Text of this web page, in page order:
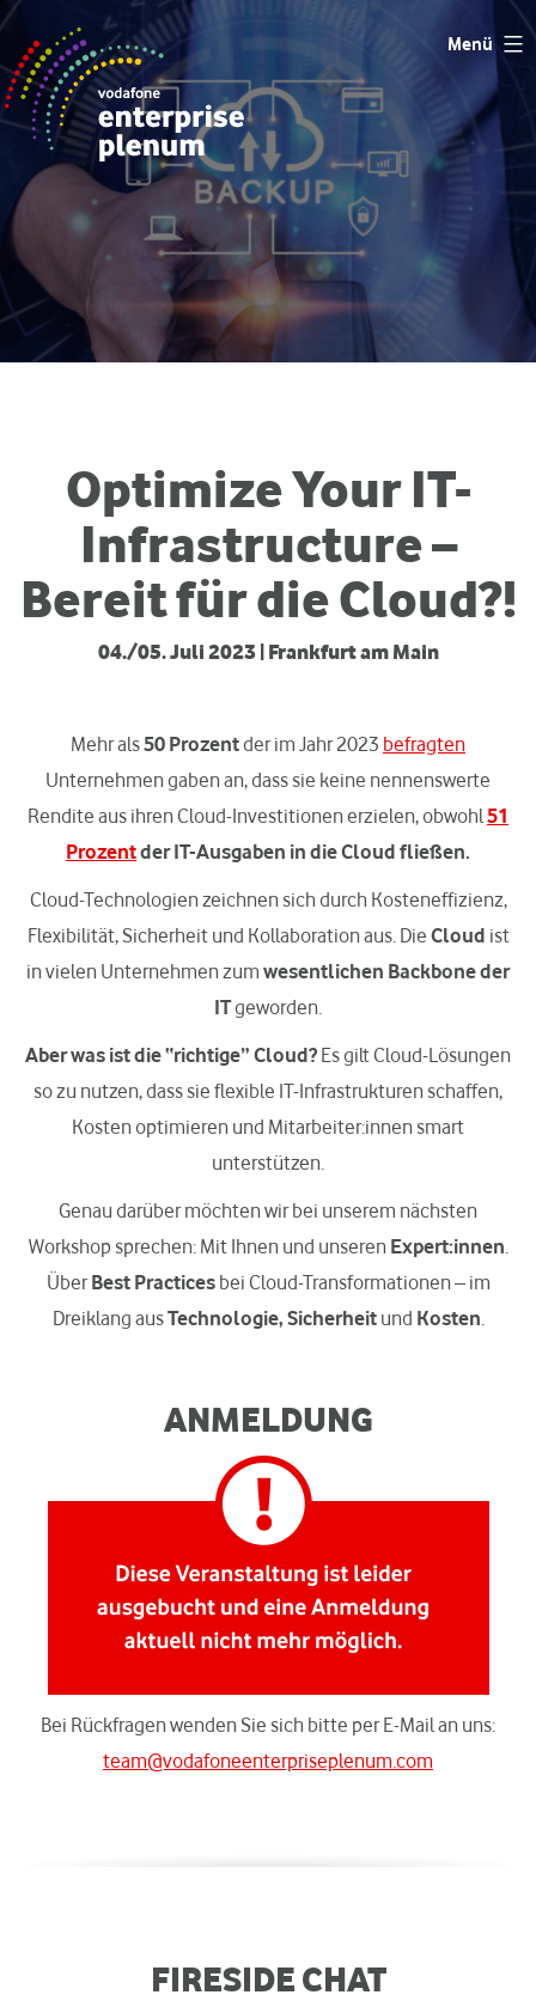
Zum
Inhalt
springen
Menü
Optimize Your IT-
Infrastructure –
Bereit für die Cloud?!
04./05. Juli 2023 | Frankfurt am Main
Mehr als50 Prozentder im Jahr 2023 befragten
Unternehmen gaben an, dass sie keine nennenswerte
Rendite aus ihren Cloud-Investitionen erzielen, obwohl51
Prozentder IT-Ausgaben in die Cloud fließen.
Cloud-Technologien zeichnen sich durch Kosteneffizienz,
Flexibilität, Sicherheit und Kollaboration aus. Die Cloud ist
in vielen Unternehmen zum wesentlichen Backbone der
ITgeworden.
Aber was ist die “richtige” Cloud? Es gilt Cloud-Lösungen
so zu nutzen, dass sie flexible IT-Infrastrukturen schaffen,
Kosten optimieren und Mitarbeiter:innen smart
unterstützen.
Genau darüber möchten wir bei unserem nächsten
Workshop sprechen: Mit Ihnen und unseren Expert:innen.
ÜberBest Practicesbei Cloud-Transformationen – im
Dreiklang ausTechnologie, Sicherheit und Kosten.
ANMELDUNG
Bei Rückfragen wenden Sie sich bitte per E-Mail an uns:
team@vodafoneenterpriseplenum.com
FIRESIDE CHAT